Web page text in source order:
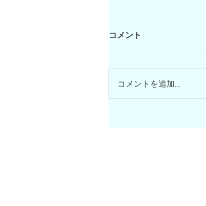
コメント
コメントを追加…